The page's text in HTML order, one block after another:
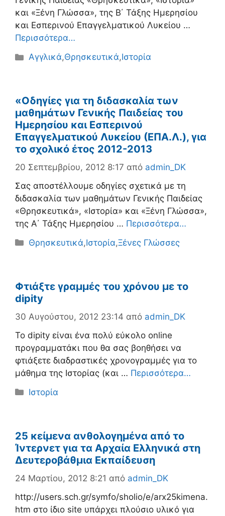
και «Ξένη Γλώσσα», της B΄ Τάξης Ημερησίου
και Εσπερινού Επαγγελματικού Λυκείου …
Περισσότερα…
Κατηγορίες
Αγγλικά,Θρησκευτικά,Ιστορία
«Οδηγίες για τη διδασκαλία των
μαθημάτων Γενικής Παιδείας του
Ημερησίου και Εσπερινού
Επαγγελματικού Λυκείου (ΕΠΑ.Λ.), για
το σχολικό έτος 2012-2013
20 Σεπτεμβρίου, 2012 8:17 από admin_DK
Σας αποστέλλουμε οδηγίες σχετικά με τη
διδασκαλία των μαθημάτων Γενικής Παιδείας
«Θρησκευτικά», «Ιστορία» και «Ξένη Γλώσσα»,
της Α΄ Τάξης Ημερησίου … Περισσότερα…
Κατηγορίες
Θρησκευτικά,Ιστορία,Ξένες Γλώσσες
Φτιάξτε γραμμές του χρόνου με το
dipity
30 Αυγούστου, 2012 23:14 από admin_DK
Το dipity είναι ένα πολύ εύκολο online
προγραμματάκι που θα σας βοηθήσει να
φτιάξετε διαδραστικές χρονογραμμές για το
μάθημα της Ιστορίας (και … Περισσότερα…
Κατηγορίες
Ιστορία
25 κείμενα ανθολογημένα από το
Ίντερνετ για τα Αρχαία Ελληνικά στη
Δευτεροβάθμια Εκπαίδευση
24 Μαρτίου, 2012 8:21 από admin_DK
http://users.sch.gr/symfo/sholio/e/arx25kimena.
htm στο ίδιο site υπάρχει πλούσιο υλικό για